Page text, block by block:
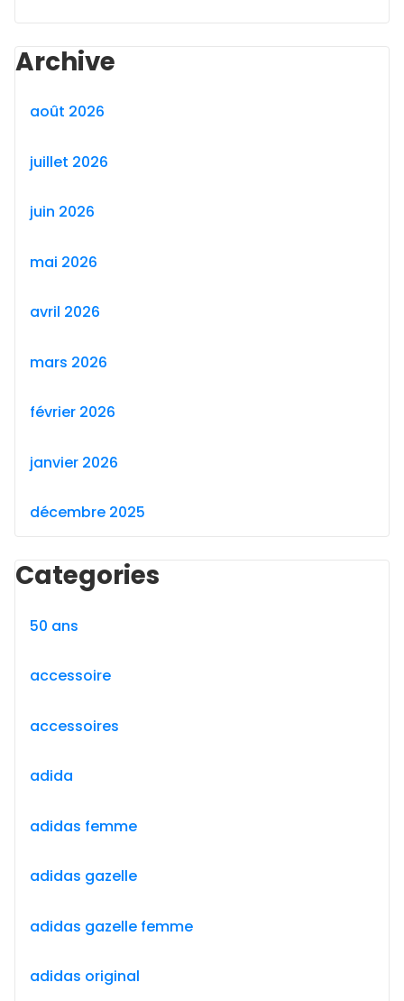
Archive
août 2026
juillet 2026
juin 2026
mai 2026
avril 2026
mars 2026
février 2026
janvier 2026
décembre 2025
Categories
50 ans
accessoire
accessoires
adida
adidas femme
adidas gazelle
adidas gazelle femme
adidas original